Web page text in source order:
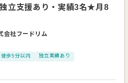
独立支援あり・実績3名★月8
会社フードリム
歩5分以内
独立実績あり